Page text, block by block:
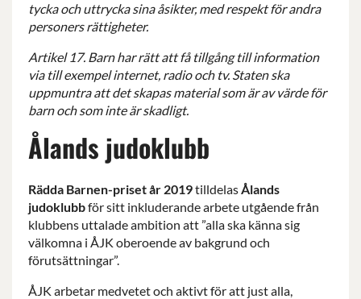
tycka och uttrycka sina åsikter, med respekt för andra
personers rättigheter.
Artikel 17. Barn har rätt att få tillgång till information
via till exempel internet, radio och tv. Staten ska
uppmuntra att det skapas material som är av värde för
barn och som inte är skadligt.
Ålands judoklubb
Rädda Barnen-priset år 2019tilldelasÅlands
judoklubbför sitt inkluderande arbete utgående från
klubbens uttalade ambition att ”alla ska känna sig
välkomna i ÅJK oberoende av bakgrund och
förutsättningar”.
ÅJK arbetar medvetet och aktivt för att just alla,